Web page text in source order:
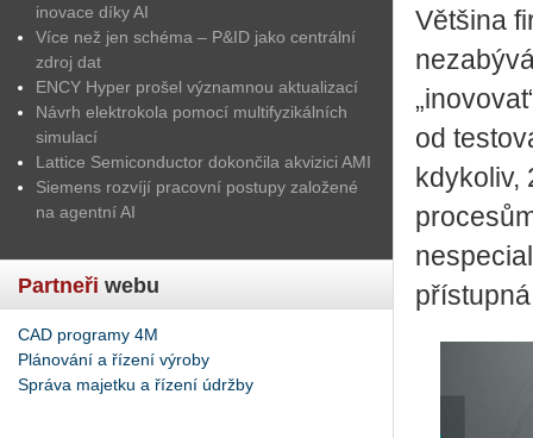
inovace díky AI
Více než jen schéma – P&ID jako centrální
zdroj dat
ENCY Hyper prošel významnou aktualizací
Návrh elektrokola pomocí multifyzikálních
simulací
Lattice Semiconductor dokončila akvizici AMI
Siemens rozvíjí pracovní postupy založené
na agentní AI
Partneři webu
CAD programy 4M
Plánování a řízení výroby
Správa majetku a řízení údržby
Většina
od
kdykoliv,